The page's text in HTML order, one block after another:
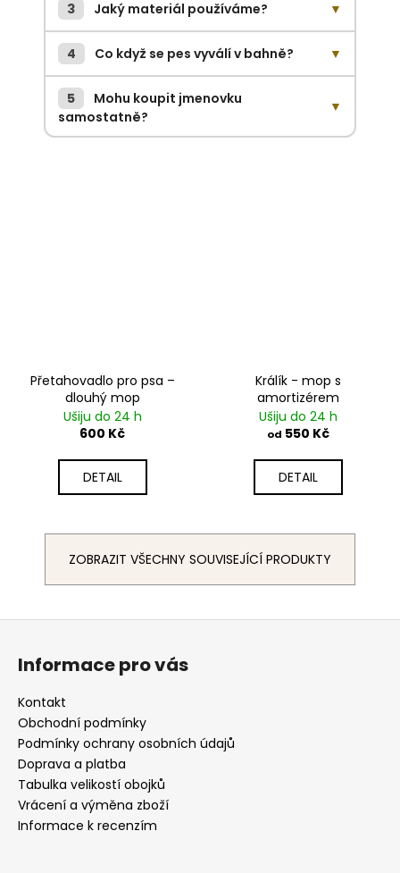
3 Jaký materiál používáme? ▼
4 Co když se pes vyválí v bahně? ▼
5
Mohu koupit jmenovku
samostatně?
▼
Přetahovadlo pro psa –
dlouhý mop
Ušiju do 24 h
600 Kč
DETAIL
Králík - mop s
amortizérem
Ušiju do 24 h
od 550 Kč
DETAIL
ZOBRAZIT VŠECHNY SOUVISEJÍCÍ PRODUKTY
Informace pro vás
Kontakt
Obchodní podmínky
Podmínky ochrany osobních údajů
Doprava a platba
Tabulka velikostí obojků
Vrácení a výměna zboží
Informace k recenzím